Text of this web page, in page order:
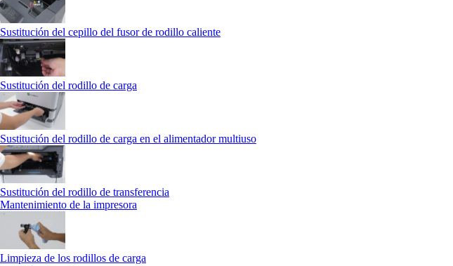
Sustitución del cepillo del fusor de rodillo caliente
Sustitución del rodillo de carga
Sustitución del rodillo de carga en el alimentador multiuso
Sustitución del rodillo de transferencia
Mantenimiento de la impresora
Limpieza de los rodillos de carga